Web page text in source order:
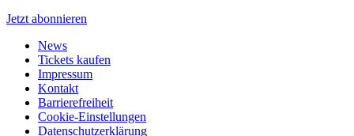
Jetzt abonnieren
News
Tickets kaufen
Impressum
Kontakt
Barrierefreiheit
Cookie-Einstellungen
Datenschutzerklärung